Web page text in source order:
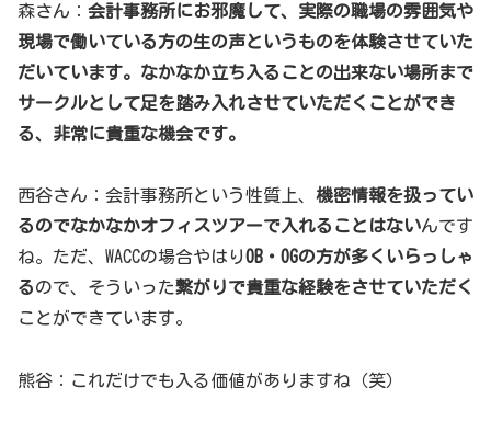
森さん： 会計事務所にお邪魔して、実際の職場の雰囲気や
現場で働いている方の生の声というものを体験させていた
だいています。なかなか立ち入ることの出来ない場所まで
サークルとして足を踏み入れさせていただくことができ
る、非常に貴重な機会です。
西谷さん：会計事務所という性質上、 機密情報を扱ってい
るのでなかなかオフィスツアーで入れることはないんです
ね。ただ、WACCの場合やはりOB・OGの方が多くいらっしゃ
るので、そういった繋がりで貴重な経験をさせていただく
ことができています。
熊谷：これだけでも入る価値がありますね（笑）